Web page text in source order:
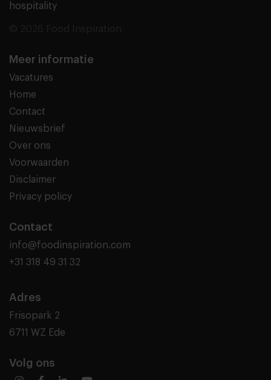
hospitality
Meer informatie
Vacatures
Home
Contact
Nieuwsbrief
Over ons
Voorwaarden
Disclaimer
Privacy policy
Contact
info@foodinspiration.com
+31 318 49 31 32
Adres
Frisopark 2
6711 WZ Ede
Volg ons